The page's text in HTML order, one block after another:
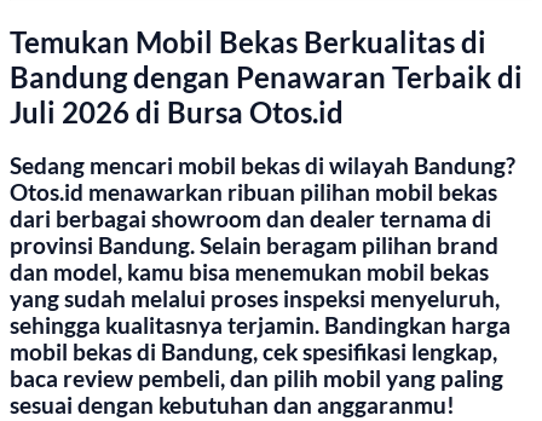
Temukan Mobil Bekas Berkualitas di
Bandung dengan Penawaran Terbaik di
Juli 2026 di Bursa Otos.id
Sedang mencari mobil bekas di wilayah Bandung?
Otos.id menawarkan ribuan pilihan mobil bekas
dari berbagai showroom dan dealer ternama di
provinsi Bandung. Selain beragam pilihan brand
dan model, kamu bisa menemukan mobil bekas
yang sudah melalui proses inspeksi menyeluruh,
sehingga kualitasnya terjamin. Bandingkan harga
mobil bekas di Bandung, cek spesifikasi lengkap,
baca review pembeli, dan pilih mobil yang paling
sesuai dengan kebutuhan dan anggaranmu!